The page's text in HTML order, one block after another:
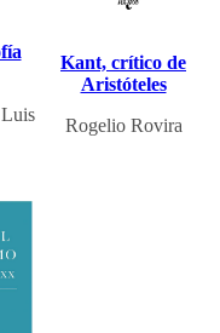
Kant, crítico de
Aristóteles
Rogelio Rovira